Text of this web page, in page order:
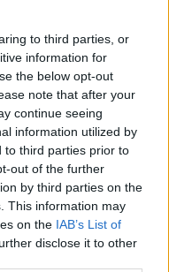
to third parties, or
information for
the below opt-out
note that after your
continue seeing
information utilized by
to third parties prior to
out of the further
by third parties on the
This information may
on the IAB’s List of
disclose it to other
USA ja isäntämaa
6-5-voittomaalin:
17433116579992455